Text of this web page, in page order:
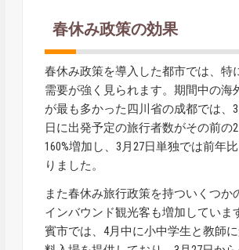
春休み政策の効果
春休み政策を導入した都市では、特
需要が強く見られます。期間中の海
が最も多かった四川省の成都では、3
日に出発予定の旅行者数がその前の
160%増加し、3月27日単独では前年
りました。
また春休み旅行政策を持ついくつか
インバウンド観光客も増加していま
賓市では、4月中に小中学生と教師